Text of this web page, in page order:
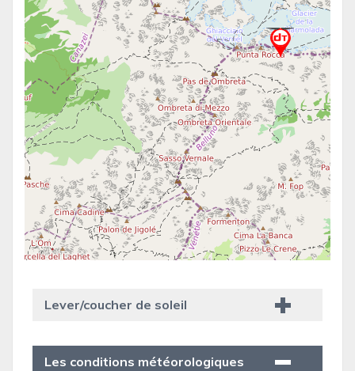
Lever/coucher de soleil
Les conditions météorologiques